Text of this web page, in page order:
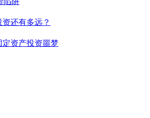
还有多远？
资产投资噩梦